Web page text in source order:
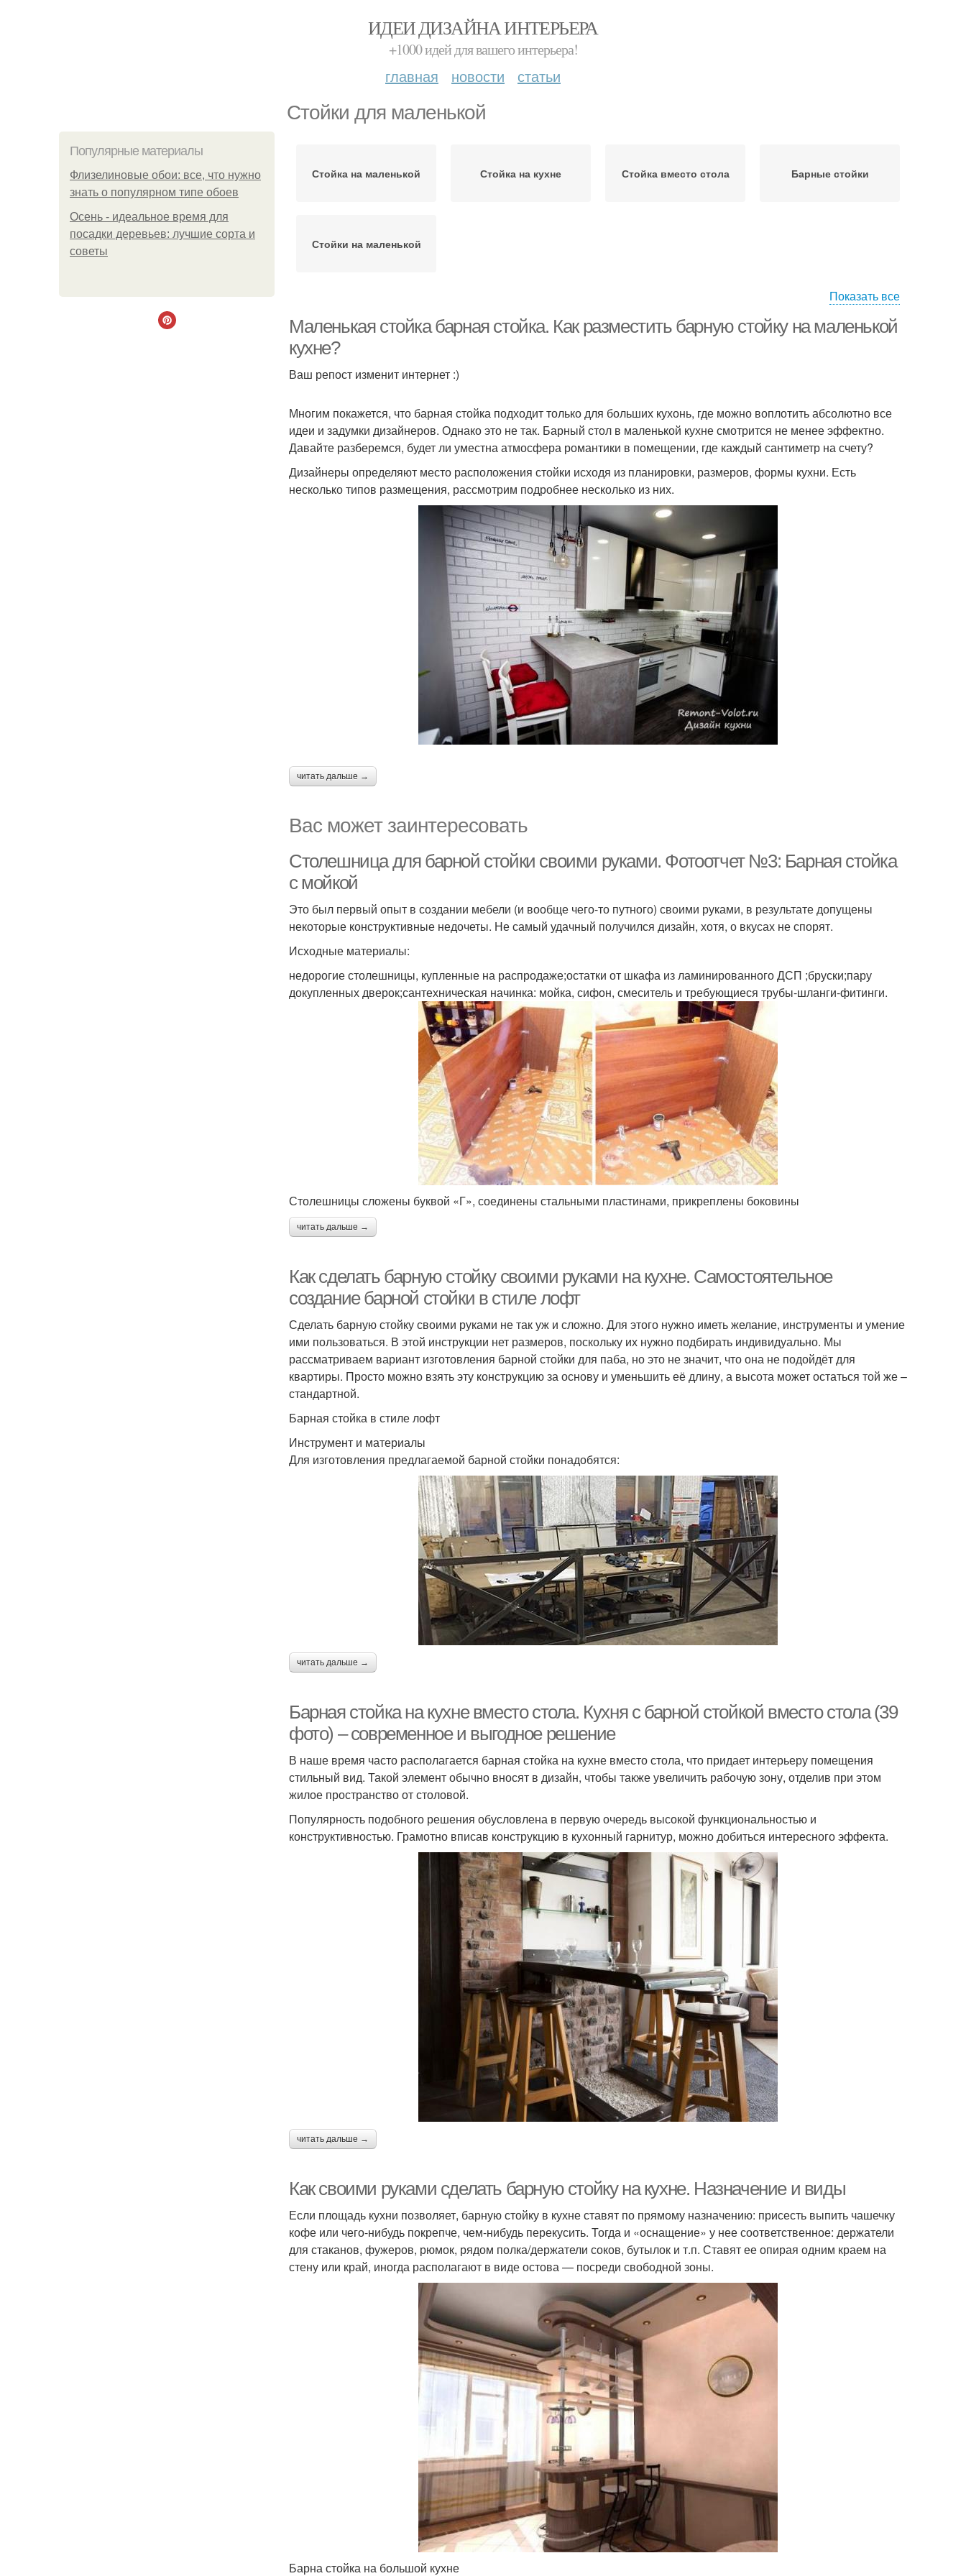
ИДЕИ ДИЗАЙНА ИНТЕРЬЕРА
+1000 идей для вашего интерьера!
главная новости статьи
Стойки для маленькой
Популярные материалы
Флизелиновые обои: все, что нужно
знать о популярном типе обоев
Осень - идеальное время для
посадки деревьев: лучшие сорта и
советы
Стойка на маленькой Стойка на кухне Стойка вместо стола Барные стойки
Стойки на маленькой
Показать все
Маленькая стойка барная стойка. Как разместить барную стойку на маленькой
кухне?
Ваш репост изменит интернет :)
Многим покажется, что барная стойка подходит только для больших кухонь, где можно воплотить абсолютно все
идеи и задумки дизайнеров. Однако это не так. Барный стол в маленькой кухне смотрится не менее эффектно.
Давайте разберемся, будет ли уместна атмосфера романтики в помещении, где каждый сантиметр на счету?
Дизайнеры определяют место расположения стойки исходя из планировки, размеров, формы кухни. Есть
несколько типов размещения, рассмотрим подробнее несколько из них.
читать дальше →
Вас может заинтересовать
Столешница для барной стойки своими руками. Фотоотчет №3: Барная стойка
с мойкой
Это был первый опыт в создании мебели (и вообще чего-то путного) своими руками, в результате допущены
некоторые конструктивные недочеты. Не самый удачный получился дизайн, хотя, о вкусах не спорят.
Исходные материалы:
недорогие столешницы, купленные на распродаже;остатки от шкафа из ламинированного ДСП ;бруски;пару
докупленных дверок;сантехническая начинка: мойка, сифон, смеситель и требующиеся трубы-шланги-фитинги.
Столешницы сложены буквой «Г», соединены стальными пластинами, прикреплены боковины
читать дальше →
Как сделать барную стойку своими руками на кухне. Самостоятельное
создание барной стойки в стиле лофт
Сделать барную стойку своими руками не так уж и сложно. Для этого нужно иметь желание, инструменты и умение
ими пользоваться. В этой инструкции нет размеров, поскольку их нужно подбирать индивидуально. Мы
рассматриваем вариант изготовления барной стойки для паба, но это не значит, что она не подойдёт для
квартиры. Просто можно взять эту конструкцию за основу и уменьшить её длину, а высота может остаться той же –
стандартной.
Барная стойка в стиле лофт
Инструмент и материалы
Для изготовления предлагаемой барной стойки понадобятся:
читать дальше →
Барная стойка на кухне вместо стола. Кухня с барной стойкой вместо стола (39
фото) – современное и выгодное решение
В наше время часто располагается барная стойка на кухне вместо стола, что придает интерьеру помещения
стильный вид. Такой элемент обычно вносят в дизайн, чтобы также увеличить рабочую зону, отделив при этом
жилое пространство от столовой.
Популярность подобного решения обусловлена в первую очередь высокой функциональностью и
конструктивностью. Грамотно вписав конструкцию в кухонный гарнитур, можно добиться интересного эффекта.
читать дальше →
Как своими руками сделать барную стойку на кухне. Назначение и виды
Если площадь кухни позволяет, барную стойку в кухне ставят по прямому назначению: присесть выпить чашечку
кофе или чего-нибудь покрепче, чем-нибудь перекусить. Тогда и «оснащение» у нее соответственное: держатели
для стаканов, фужеров, рюмок, рядом полка/держатели соков, бутылок и т.п. Ставят ее опирая одним краем на
стену или край, иногда располагают в виде остова — посреди свободной зоны.
Барна стойка на большой кухне